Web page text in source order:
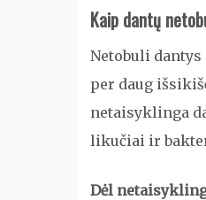
Kaip dantų
Netobuli
per daug
netaisyklinga
likučiai ir
Dėl